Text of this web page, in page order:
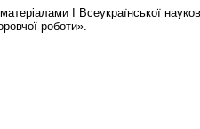
І Всеукраїнської
роботи».